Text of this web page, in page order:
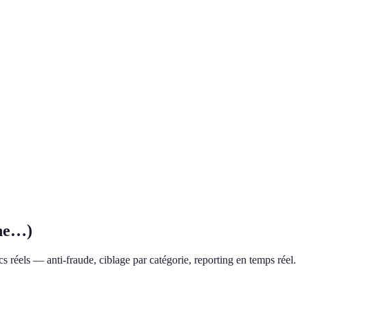
réels — anti-fraude, ciblage par catégorie, reporting en temps réel.